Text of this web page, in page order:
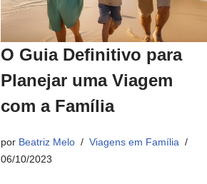
O Guia Definitivo para
Planejar uma Viagem
com a Família
por Beatriz Melo
Viagens em Família
06/10/2023